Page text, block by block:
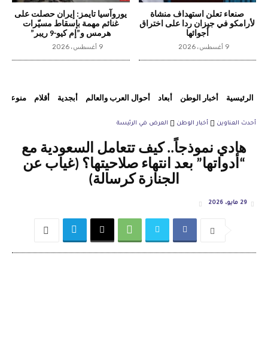
صنعاء تعلن استهداف منشاة
لأرامكو في جيزان ردا على اختراق
أجوائها
9 أغسطس، 2026
يوروآسيا تايمز: إيران حصلت على
غنائم مهمة بإسقاط مسيّرات
هرمس و”إم كيو-9 ريبر”
9 أغسطس، 2026